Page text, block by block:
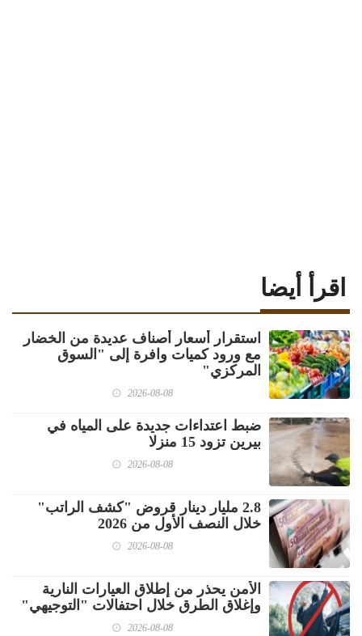
اقرأ أيضا
استقرار أسعار أصناف عديدة من الخضار
مع ورود كميات وافرة إلى "السوق
المركزي"
2026-08-08
ضبط اعتداءات جديدة على المياه في
بيرين تزود 15 منزلا
2026-08-08
2.8 مليار دينار قروض "كشف الراتب"
خلال النصف الأول من 2026
2026-08-08
الأمن يحذر من إطلاق العيارات النارية
وإغلاق الطرق خلال احتفالات "التوجيهي"
2026-08-08